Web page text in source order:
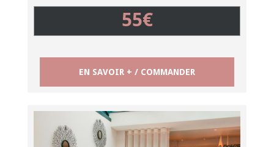
55€
EN SAVOIR + / COMMANDER